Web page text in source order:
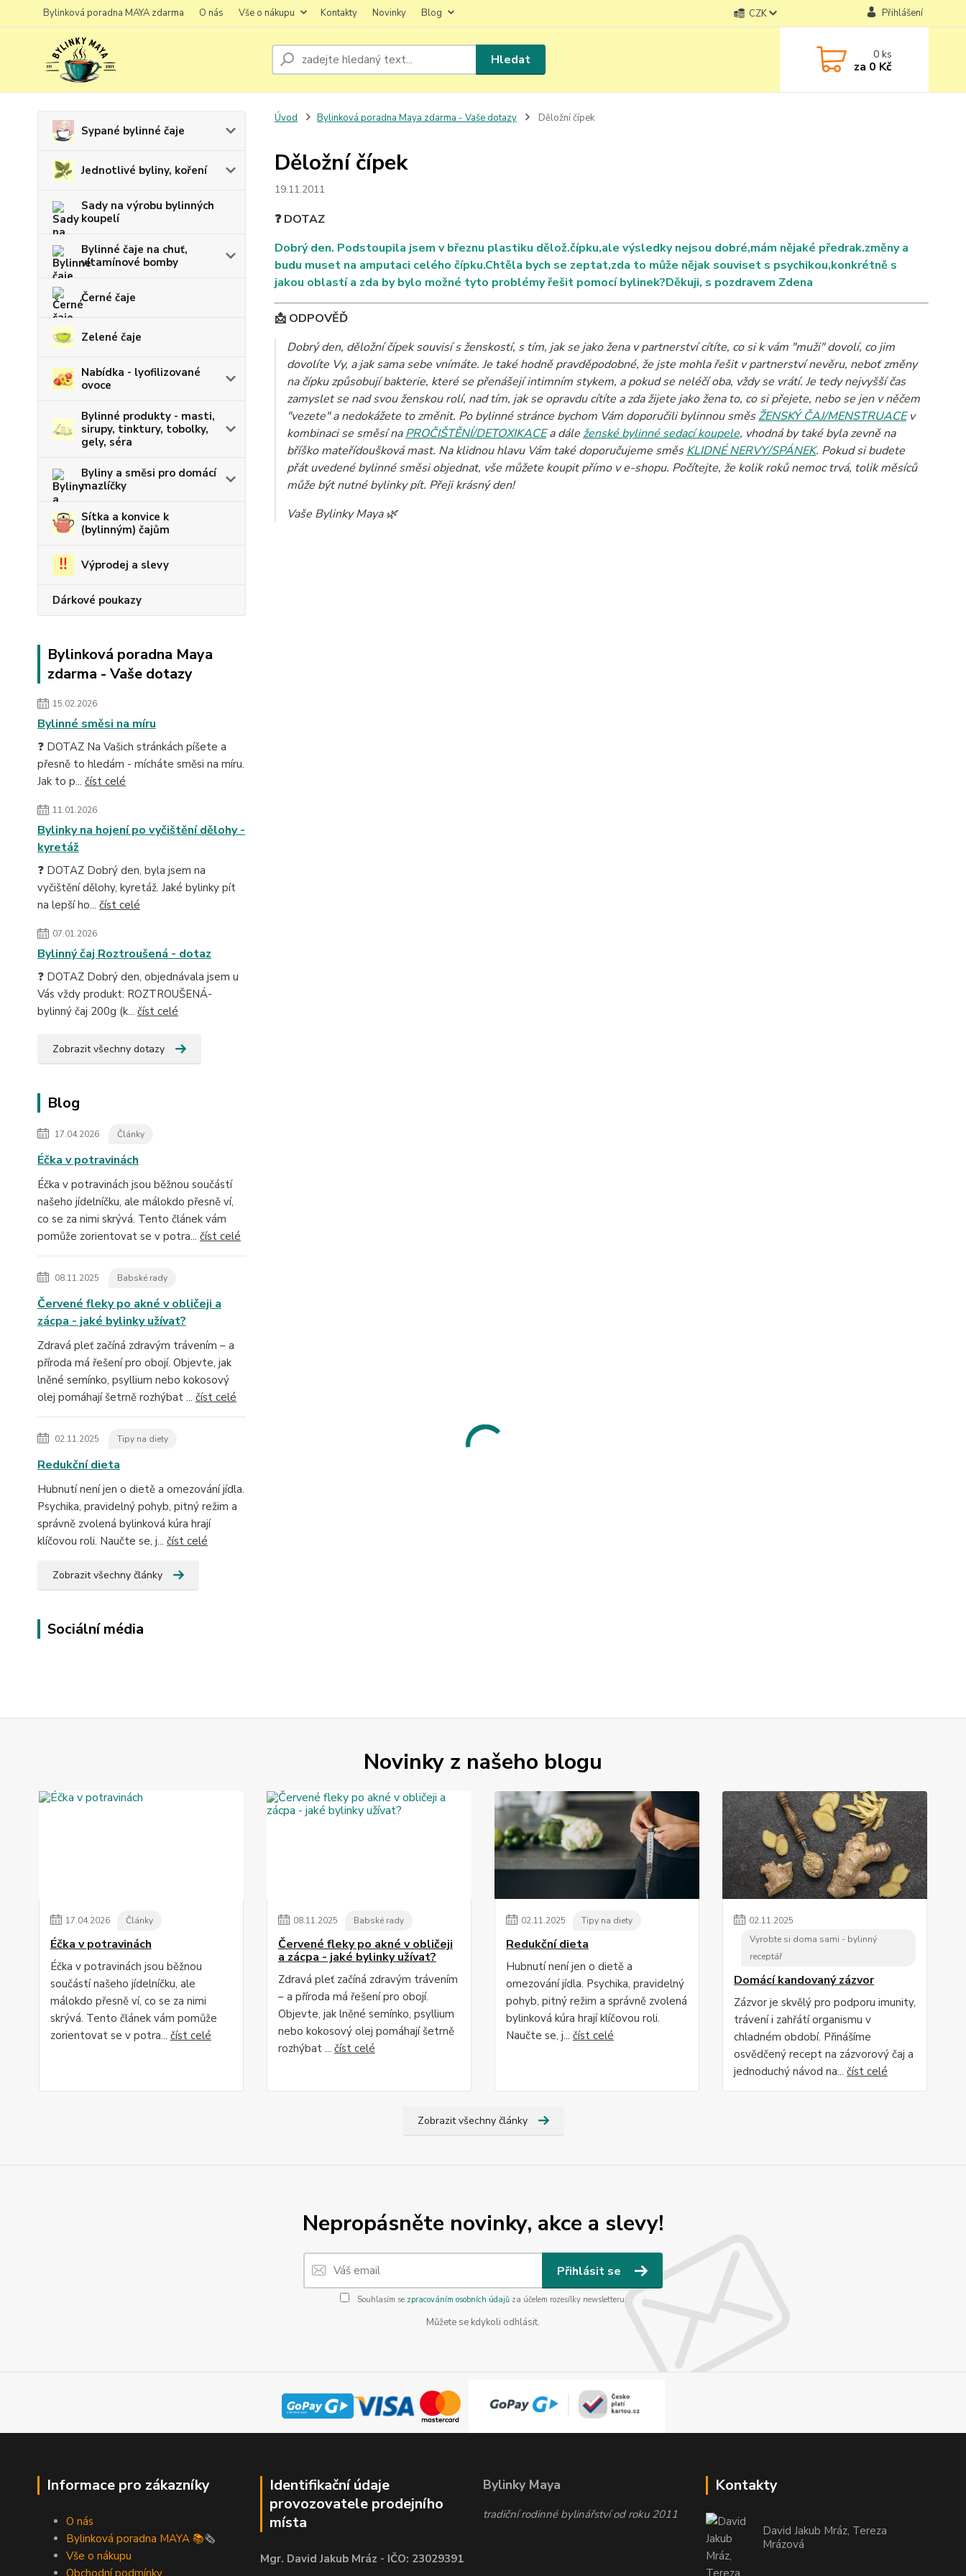
Bylinková poradna MAYA zdarma O nás Vše o nákupu Kontakty Novinky Blog CZK Přihlášení
Hledat 0ks
za 0 Kč
Sypané bylinné čaje
Jednotlivé byliny, koření
Sady na výrobu bylinných
koupelí
Bylinné čaje na chuť,
vitamínové bomby
Černé čaje
Zelené čaje
Nabídka - lyofilizované
ovoce
Bylinné produkty - masti,
sirupy, tinktury, tobolky,
gely, séra
Byliny a směsi pro domácí
mazlíčky
Sítka a konvice k
(bylinným) čajům
Výprodej a slevy
Dárkové poukazy
Bylinková poradna Maya
zdarma - Vaše dotazy
15.02.2026
Bylinné směsi na míru
❓ DOTAZ Na Vašich stránkách píšete a
přesně to hledám - mícháte směsi na míru.
Jak to p... číst celé
11.01.2026
Bylinky na hojení po vyčištění dělohy -
kyretáž
❓ DOTAZ Dobrý den, byla jsem na
vyčištění dělohy, kyretáž. Jaké bylinky pít
na lepší ho... číst celé
07.01.2026
Bylinný čaj Roztroušená - dotaz
❓ DOTAZ Dobrý den, objednávala jsem u
Vás vždy produkt: ROZTROUŠENÁ-
bylinný čaj 200g (k... číst celé
Zobrazit všechny dotazy
Blog
17.04.2026 Články
Éčka v potravinách
Éčka v potravinách jsou běžnou součástí
našeho jídelníčku, ale málokdo přesně ví,
co se za nimi skrývá. Tento článek vám
pomůže zorientovat se v potra... číst celé
08.11.2025 Babské rady
Červené fleky po akné v obličeji a
zácpa - jaké bylinky užívat?
Zdravá pleť začíná zdravým trávením – a
příroda má řešení pro obojí. Objevte, jak
lněné semínko, psyllium nebo kokosový
olej pomáhají šetrně rozhýbat ... číst celé
02.11.2025 Tipy na diety
Redukční dieta
Hubnutí není jen o dietě a omezování jídla.
Psychika, pravidelný pohyb, pitný režim a
správně zvolená bylinková kúra hrají
klíčovou roli. Naučte se, j... číst celé
Zobrazit všechny články
Sociální média
Úvod Bylinková poradna Maya zdarma - Vaše dotazy Děložní čípek
Děložní čípek
19.11.2011
❓ DOTAZ
Dobrý den. Podstoupila jsem v březnu plastiku dělož.čípku,ale výsledky nejsou dobré,mám nějaké předrak.změny a
budu muset na amputaci celého čípku.Chtěla bych se zeptat,zda to může nějak souviset s psychikou,konkrétně s
jakou oblastí a zda by bylo možné tyto problémy řešit pomocí bylinek?Děkuji, s pozdravem Zdena
📩 ODPOVĚĎ
Dobrý den, děložní čípek souvisí s ženskostí, s tím, jak se jako žena v partnerství cítíte, co si k vám "muži" dovolí, co jim
dovolíte Vy, a jak sama sebe vnímáte. Je také hodně pravděpodobné, že jste mohla řešit v partnerství nevěru, neboť změny
na čípku způsobují bakterie, které se přenášejí intimním stykem, a pokud se neléčí oba, vždy se vrátí. Je tedy nejvyšší čas
zamyslet se nad svou ženskou rolí, nad tím, jak se opravdu cítíte a zda žijete jako žena to, co si přejete, nebo se jen v něčem
"vezete" a nedokážete to změnit. Po bylinné stránce bychom Vám doporučili bylinnou směsŽENSKÝ ČAJ/MENSTRUACEv
kombinaci se směsí naPROČIŠTĚNÍ/DETOXIKACEa dále ženské bylinné sedací koupele, vhodná by také byla zevně na
bříško mateřídoušková mast. Na klidnou hlavu Vám také doporučujeme směsKLIDNÉ NERVY/SPÁNEK. Pokud si budete
přát uvedené bylinné směsi objednat, vše můžete koupit přímo v e-shopu. Počítejte, že kolik roků nemoc trvá, tolik měsíců
může být nutné bylinky pít. Přeji krásný den!
Vaše Bylinky Maya 🌿
Novinky z našeho blogu
17.04.2026 Články
Éčka v potravinách
Éčka v potravinách jsou běžnou
součástí našeho jídelníčku, ale
málokdo přesně ví, co se za nimi
skrývá. Tento článek vám pomůže
zorientovat se v potra... číst celé
08.11.2025 Babské rady
Červené fleky po akné v obličeji
a zácpa - jaké bylinky užívat?
Zdravá pleť začíná zdravým trávením
– a příroda má řešení pro obojí.
Objevte, jak lněné semínko, psyllium
nebo kokosový olej pomáhají šetrně
rozhýbat ... číst celé
02.11.2025 Tipy na diety
Redukční dieta
Hubnutí není jen o dietě a
omezování jídla. Psychika, pravidelný
pohyb, pitný režim a správně zvolená
bylinková kúra hrají klíčovou roli.
Naučte se, j... číst celé
02.11.2025
Vyrobte si doma sami - bylinný
receptář
Domácí kandovaný zázvor
Zázvor je skvělý pro podporu imunity,
trávení i zahřátí organismu v
chladném období. Přinášíme
osvědčený recept na zázvorový čaj a
jednoduchý návod na...číst celé
Zobrazit všechny články
Nepropásněte novinky, akce a slevy!
Přihlásit se
Souhlasím se zpracováním osobních údajůza účelem rozesílky newsletteru.
Můžete se kdykoli odhlásit.
Informace pro zákazníky
O nás
Bylinková poradna MAYA 📚🗞️
Vše o nákupu
Obchodní podmínky
Identifikační údaje
provozovatele prodejního
místa
Mgr. David Jakub Mráz - IČO: 23029391
Bylinky Maya
tradiční rodinné bylinářství od roku 2011
Kontakty
David Jakub Mráz, Tereza
Mrázová